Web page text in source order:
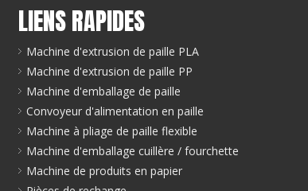
LIENS RAPIDES
Machine d'extrusion de paille PLA
Machine d'extrusion de paille PP
Machine d'emballage de paille
Convoyeur d'alimentation en paille
Machine à pliage de paille flexible
Machine d'emballage cuillère / fourchette
Machine de produits en papier